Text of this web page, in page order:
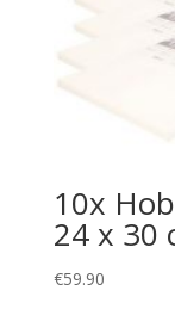
10x
24 x 30
€59.90